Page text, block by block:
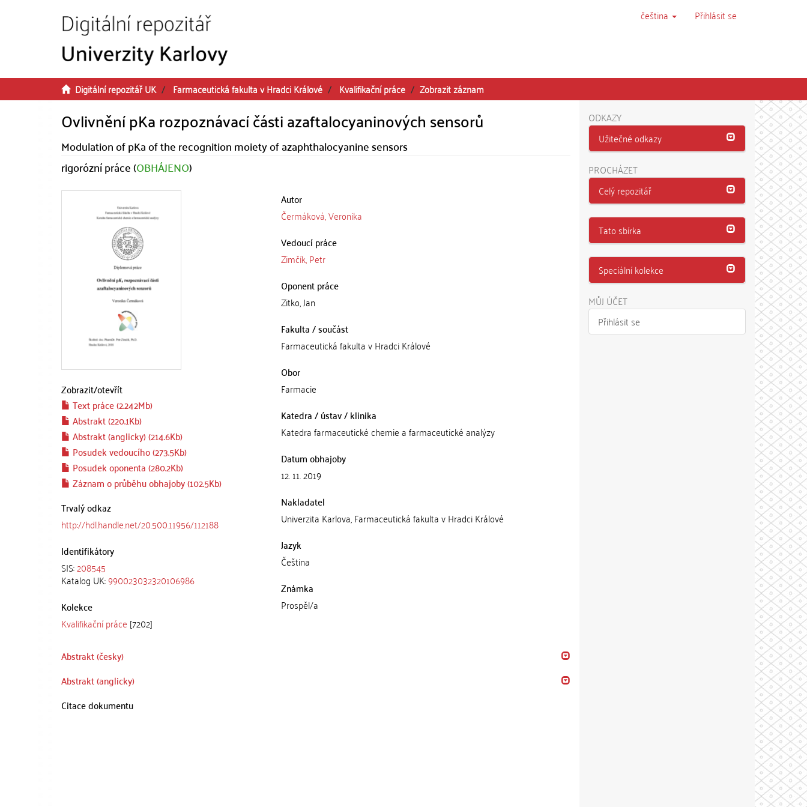
čeština Přihlásit se
Digitální repozitář UK Farmaceutická fakulta v Hradci Králové Kvalifikační práce Zobrazit záznam
Ovlivnění pKa rozpoznávací části azaftalocyaninových sensorů
Modulation of pKa of the recognition moiety of azaphthalocyanine sensors
rigorózní práce (OBHÁJENO)
Zobrazit/otevřít
Text práce (2.242Mb)
Abstrakt (220.1Kb)
Abstrakt (anglicky) (214.6Kb)
Posudek vedoucího (273.5Kb)
Posudek oponenta (280.2Kb)
Záznam o průběhu obhajoby (102.5Kb)
Trvalý odkaz
http://hdl.handle.net/20.500.11956/112188
Identifikátory
SIS:208545
Katalog UK:990023032320106986
Kolekce
Kvalifikační práce [7202]
Autor
Čermáková, Veronika
Vedoucí práce
Zimčík, Petr
Oponent práce
Zitko, Jan
Fakulta / součást
Farmaceutická fakulta v Hradci Králové
Obor
Farmacie
Katedra / ústav / klinika
Katedra farmaceutické chemie a farmaceutické analýzy
Datum obhajoby
12. 11. 2019
Nakladatel
Univerzita Karlova, Farmaceutická fakulta v Hradci Králové
Jazyk
Čeština
Známka
Prospěl/a
Abstrakt (česky)
Abstrakt (anglicky)
Citace dokumentu
ODKAZY
Užitečné odkazy
PROCHÁZET
Celý repozitář
Tato sbírka
Speciální kolekce
MŮJ ÚČET
Přihlásit se